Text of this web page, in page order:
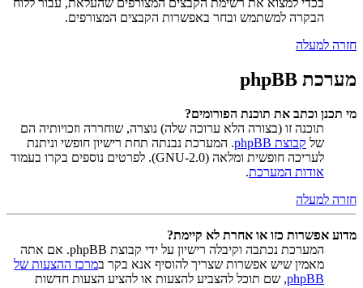
בכדי למצוא את רשימת הקבצים המצורפים שהעלאת, עבור ללוח
הבקרה למשתמש ובחר באפשרות הקבצים המצורפים.
חזרה למעלה
מערכת phpBB
מי תכנן וכתב את תוכנת הפורומים?
תוכנה זו (בצורה הלא ערוכה שלה) נוצרה, שוחררה וזכויותיה הם
של קבוצת phpBB
. המערכת נבנתה תחת רישיון חופשי וניתנת
לעריכה חופשית ומלאה (GNU-2.0). לפרטים נוספים בקרו בעמוד
אודות המערכת.
חזרה למעלה
מדוע אפשרות כזו או אחרת לא קיימת?
המערכת נכתבה וקיבלה רישיון על ידי קבוצת phpBB. אם אתה
מאמין שיש אפשרות שצריך להוסיף אנא בקר במרכז ההצעות של
phpBB, שם תוכל להצביע להצעות או להציע הצעות חדשות